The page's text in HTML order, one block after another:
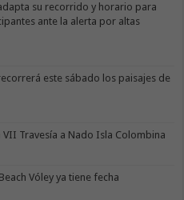
su recorrido y horario para
ante la alerta por altas
este sábado los paisajes de
VII Travesía a Nado Isla Colombina
Vóley ya tiene fecha